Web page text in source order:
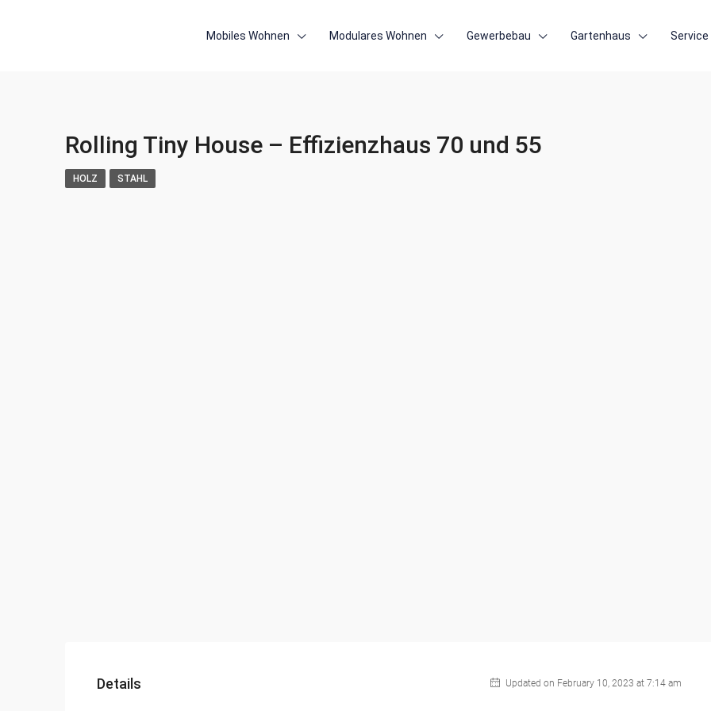
Mobiles Wohnen Modulares Wohnen Gewerbebau Gartenhaus Service
Rolling Tiny House – Effizienzhaus 70 und 55
HOLZ STAHL
Details Updated on February 10, 2023 at 7:14 am